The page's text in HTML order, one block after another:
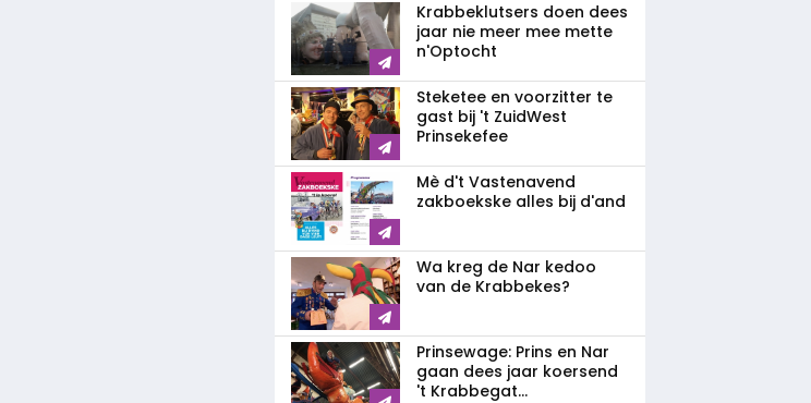
Krabbeklutsers doen dees
jaar nie meer mee mette
n'Optocht
Steketee en voorzitter te
gast bij 't ZuidWest
Prinsekefee
Mè d't Vastenavend
zakboekske alles bij d'and
Wa kreg de Nar kedoo
van de Krabbekes?
Prinsewage: Prins en Nar
gaan dees jaar koersend
't Krabbegat...